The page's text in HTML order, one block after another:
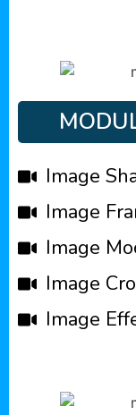
Image
Image
Image
Image
Image